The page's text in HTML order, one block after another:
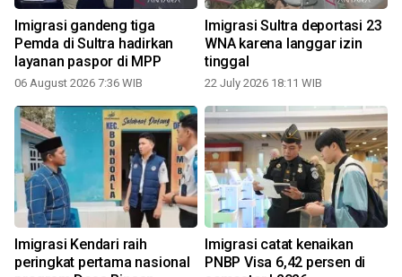
Imigrasi gandeng tiga
Pemda di Sultra hadirkan
layanan paspor di MPP
06 August 2026 7:36 WIB
Imigrasi Sultra deportasi 23
WNA karena langgar izin
tinggal
22 July 2026 18:11 WIB
Imigrasi Kendari raih
peringkat pertama nasional
Imigrasi catat kenaikan
PNBP Visa 6,42 persen di